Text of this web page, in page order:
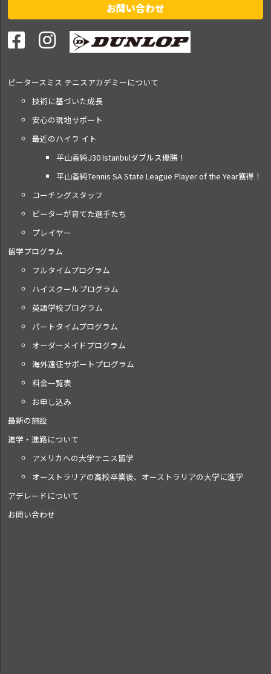
お問い合わせ
ピータースミス テニスアカデミーについて
技術に基づいた成長
安心の現地サポート
最近のハイラ イト
平山香純J30 Istanbulダブルス優勝！
平山香純Tennis SA State League Player of the Year獲得！
コーチングスタッフ
ピーターが育てた選手たち
プレイヤー
留学プログラム
フルタイムプログラム
ハイスクールプログラム
英語学校プログラム
パートタイムプログラム
オーダーメイドプログラム
海外遠征サポートプログラム
料金一覧表
お申し込み
最新の施設
進学・進路について
アメリカへの大学テニス留学
オーストラリアの高校卒業後、オーストラリアの大学に進学
アデレードについて
お問い合わせ